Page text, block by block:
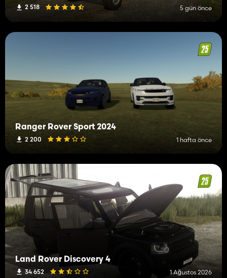
2 518 5 gün önce
Ranger Rover Sport 2024
2 200 1 hafta önce
Land Rover Discovery 4
34 652 1 Ağustos 2026